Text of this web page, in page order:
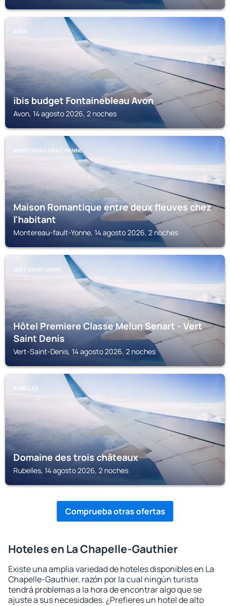
AVON
ibis budget Fontainebleau Avon
Avon, 14 agosto 2026, 2 noches
MONTEREAU-FAULT-YONNE
Maison Romantique entre deux fleuves chez
l'habitant
Montereau-fault-Yonne, 14 agosto 2026, 2 noches
VERT-SAINT-DENIS
Hôtel Premiere Classe Melun Senart - Vert
Saint Denis
Vert-Saint-Denis, 14 agosto 2026, 2 noches
RUBELLES
Domaine des trois châteaux
Rubelles, 14 agosto 2026, 2 noches
Comprueba otras ofertas
Hoteles en La Chapelle-Gauthier
Existe una amplia variedad de hoteles disponibles en La
Chapelle-Gauthier, razón por la cual ningún turista
tendrá problemas a la hora de encontrar algo que se
ajuste a sus necesidades. ¿Prefieres un hotel de alto